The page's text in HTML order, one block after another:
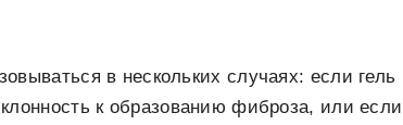
в нескольких случаях: если
к образованию фиброза, или